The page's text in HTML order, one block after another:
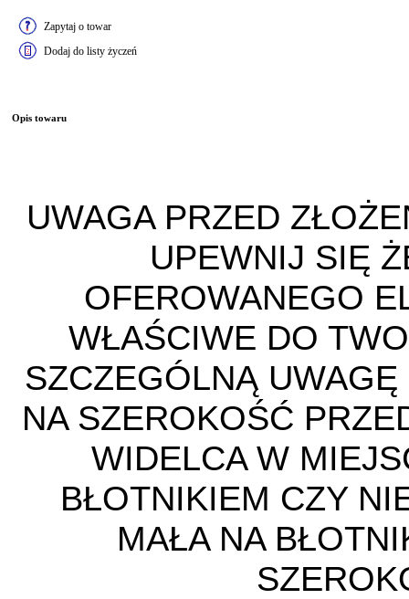
Zapytaj o towar
Dodaj do listy życzeń
Opis towaru
UWAGA PRZED
UPEWNIJ SIĘ
OFEROWANEGO
WŁAŚCIWE DO
SZCZEGÓLNĄ
NA SZEROKOŚĆ
WIDELCA W
BŁOTNIKIEM CZY
MAŁA NA